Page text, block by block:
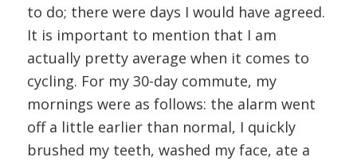
to do; there were days I would have agreed.
It is important to mention that I am
actually pretty average when it comes to
cycling. For my 30-day commute, my
mornings were as follows: the alarm went
off a little earlier than normal, I quickly
brushed my teeth, washed my face, ate a